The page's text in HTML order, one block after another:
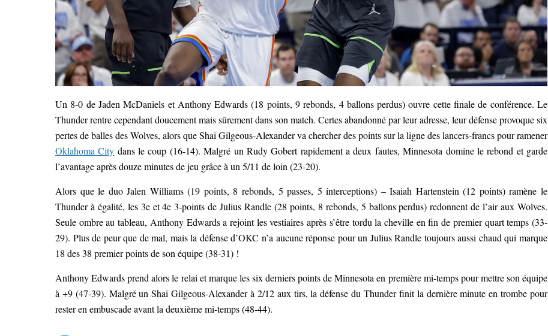
Un 8-0 de Jaden McDaniels et Anthony Edwards (18 points, 9 rebonds, 4 ballons perdus) ouvre cette finale de conférence. Le
Thunder rentre cependant doucement mais sûrement dans son match. Certes abandonné par leur adresse, leur défense provoque six
pertes de balles des Wolves, alors que Shai Gilgeous-Alexander va chercher des points sur la ligne des lancers-francs pour ramener
Oklahoma City dans le coup (16-14). Malgré un Rudy Gobert rapidement a deux fautes, Minnesota domine le rebond et garde
l’avantage après douze minutes de jeu grâce à un 5/11 de loin (23-20).
Alors que le duo Jalen Williams (19 points, 8 rebonds, 5 passes, 5 interceptions) – Isaiah Hartenstein (12 points) ramène le
Thunder à égalité, les 3e et 4e 3-points de Julius Randle (28 points, 8 rebonds, 5 ballons perdus) redonnent de l’air aux Wolves.
Seule ombre au tableau, Anthony Edwards a rejoint les vestiaires après s’être tordu la cheville en fin de premier quart temps (33-
29). Plus de peur que de mal, mais la défense d’OKC n’a aucune réponse pour un Julius Randle toujours aussi chaud qui marque
18 des 38 premier points de son équipe (38-31) !
Anthony Edwards prend alors le relai et marque les six derniers points de Minnesota en première mi-temps pour mettre son équipe
à +9 (47-39). Malgré un Shai Gilgeous-Alexander à 2/12 aux tirs, la défense du Thunder finit la dernière minute en trombe pour
rester en embuscade avant la deuxième mi-temps (48-44).